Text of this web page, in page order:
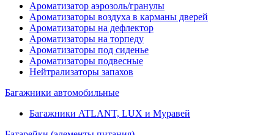
Ароматизатор аэрозоль/гранулы
Ароматизаторы воздуха в карманы дверей
Ароматизаторы на дефлектор
Ароматизаторы на торпеду
Ароматизаторы под сиденье
Ароматизаторы подвесные
Нейтрализаторы запахов
Багажники автомобильные
Багажники ATLANT, LUX и Муравей